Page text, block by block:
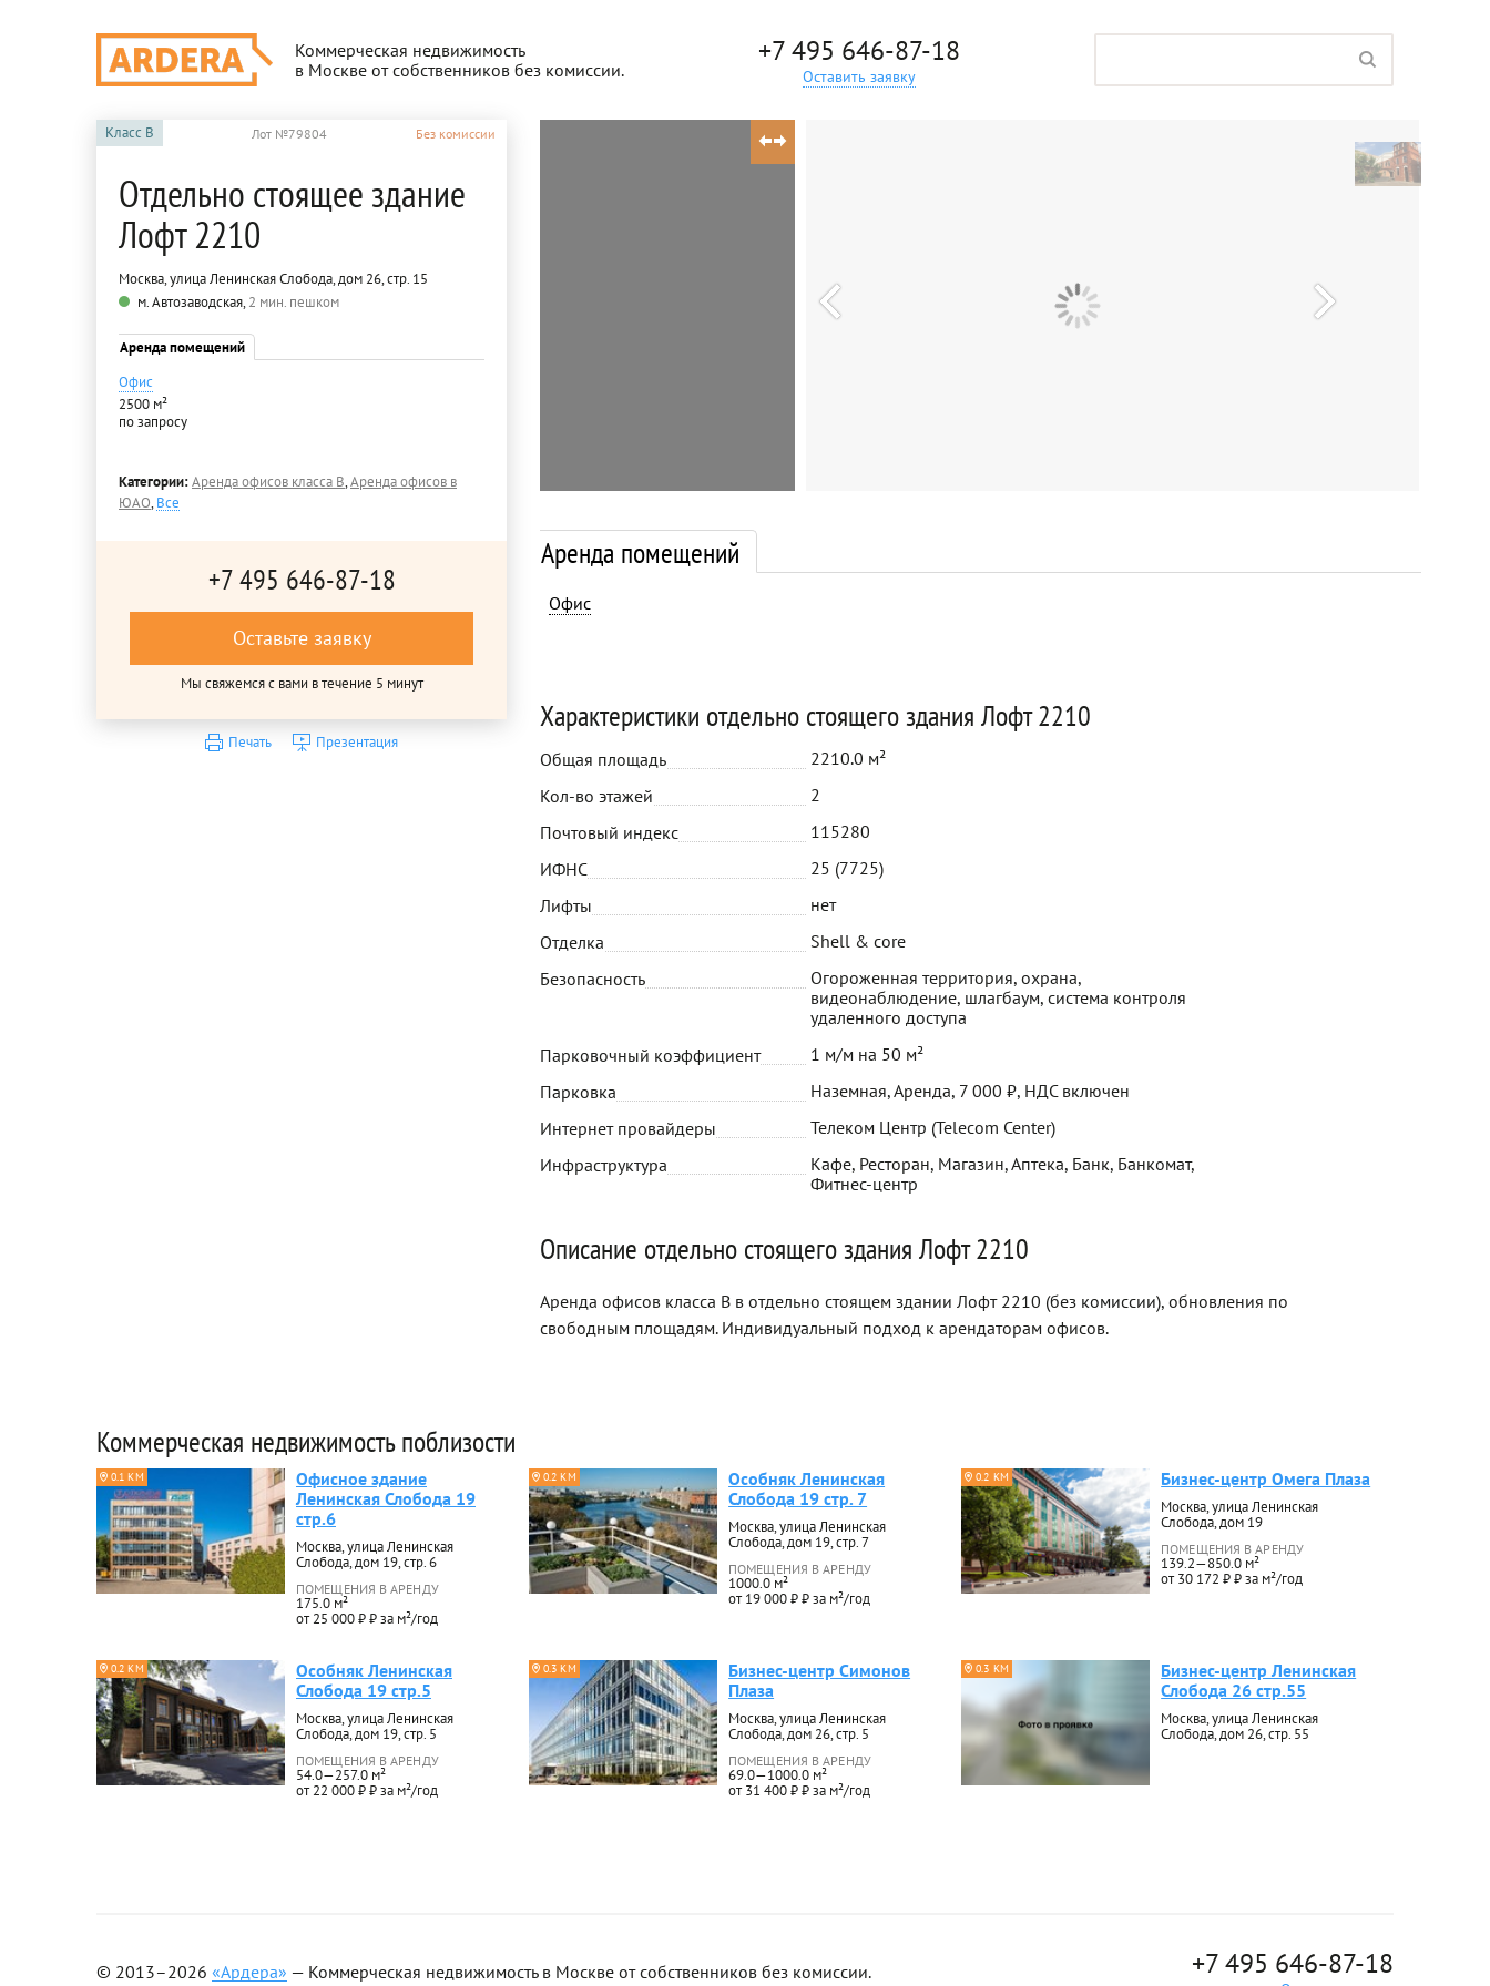
Коммерческая недвижимость
в Москве от собственников без комиссии.
+7 495 646-87-18
Оставить заявку
Класс B Лот №79804 Без комиссии
Отдельно стоящее здание
Лофт 2210
Москва, улица Ленинская Слобода, дом 26, стр. 15
м. Автозаводская,2 мин. пешком
Аренда помещений
Офис
2500 м²
по запросу
Категории:Аренда офисов класса B,Аренда офисов в
ЮАО,Все
+7 495 646-87-18
Оставьте заявку
Мы свяжемся с вами в течение 5 минут
Печать Презентация
Аренда помещений
Офис
Характеристики отдельно стоящего здания Лофт 2210
Общая площадь
2210.0 м²
Кол-во этажей
2
Почтовый индекс
115280
ИФНС
25 (7725)
Лифты
нет
Отделка
Shell & core
Безопасность
Огороженная территория, охрана,
видеонаблюдение, шлагбаум, система контроля
удаленного доступа
Парковочный коэффициент
1 м/м на 50 м²
Парковка
Наземная, Аренда, 7 000 ₽, НДС включен
Интернет провайдеры
Телеком Центр (Telecom Center)
Инфраструктура
Кафе, Ресторан, Магазин, Аптека, Банк, Банкомат,
Фитнес-центр
Описание отдельно стоящего здания Лофт 2210
Аренда офисов класса B в отдельно стоящем здании Лофт 2210 (без комиссии), обновления по
свободным площадям. Индивидуальный подход к арендаторам офисов.
Коммерческая недвижимость поблизости
0.1 КМ
Офисное здание
Ленинская Слобода 19
стр.6
Москва, улица Ленинская
Слобода, дом 19, стр. 6
ПОМЕЩЕНИЯ В АРЕНДУ
175.0 м²
от 25 000 ₽ ₽ за м²/год
0.2 КМ
Особняк Ленинская
Слобода 19 стр. 7
Москва, улица Ленинская
Слобода, дом 19, стр. 7
ПОМЕЩЕНИЯ В АРЕНДУ
1000.0 м²
от 19 000 ₽ ₽ за м²/год
0.2 КМ Бизнес-центр Омега Плаза
Москва, улица Ленинская
Слобода, дом 19
ПОМЕЩЕНИЯ В АРЕНДУ
139.2—850.0 м²
от 30 172 ₽ ₽ за м²/год
0.2 КМ
Особняк Ленинская
Слобода 19 стр.5
Москва, улица Ленинская
Слобода, дом 19, стр. 5
ПОМЕЩЕНИЯ В АРЕНДУ
54.0—257.0 м²
от 22 000 ₽ ₽ за м²/год
0.3 КМ
Бизнес-центр Симонов
Плаза
Москва, улица Ленинская
Слобода, дом 26, стр. 5
ПОМЕЩЕНИЯ В АРЕНДУ
69.0—1000.0 м²
от 31 400 ₽ ₽ за м²/год
0.3 КМ
Бизнес-центр Ленинская
Слобода 26 стр.55
Москва, улица Ленинская
Слобода, дом 26, стр. 55
© 2013–2026 «Ардера» — Коммерческая недвижимость в Москве от собственников без комиссии. +7 495 646-87-18